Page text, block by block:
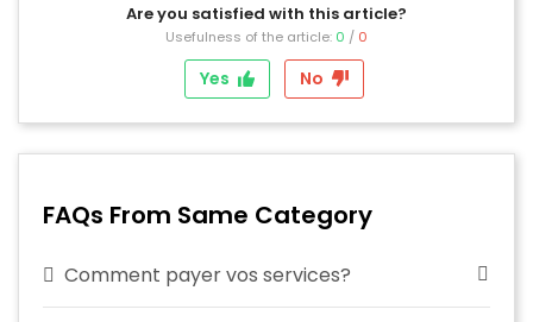
Are you satisfied with this article?
Usefulness of the article: 0 / 0
Yes No
FAQs From Same Category
Comment payer vos services?